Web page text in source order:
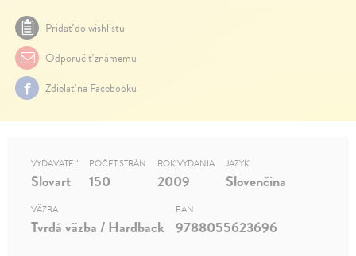
Pridať do wishlistu
Odporučiť známemu
Zdielať na Facebooku
VYDAVATEĽ
Slovart
POČET STRÁN
150
ROK VYDANIA
2009
JAZYK
Slovenčina
VÄZBA
Tvrdá väzba / Hardback
EAN
9788055623696